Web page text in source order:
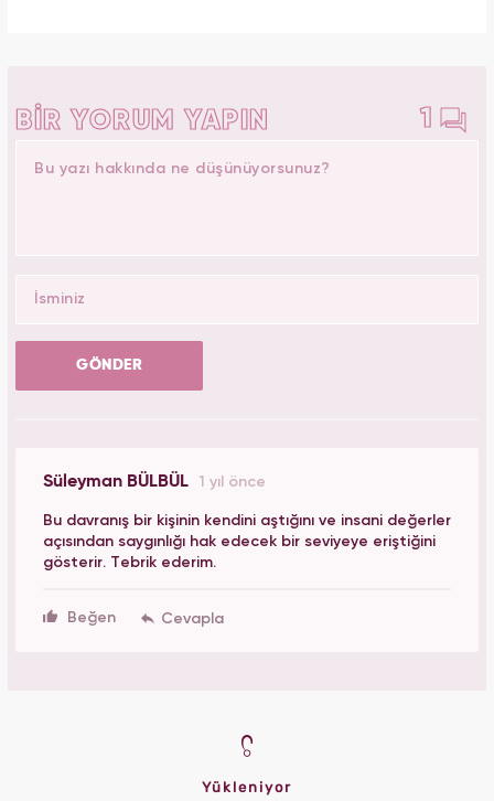
BİR YORUM YAPIN 1
GÖNDER
Süleyman BÜLBÜL 1 yıl önce
Bu davranış bir kişinin kendini aştığını ve insani değerler
açısından saygınlığı hak edecek bir seviyeye eriştiğini
gösterir. Tebrik ederim.
Beğen
Yükleniyor